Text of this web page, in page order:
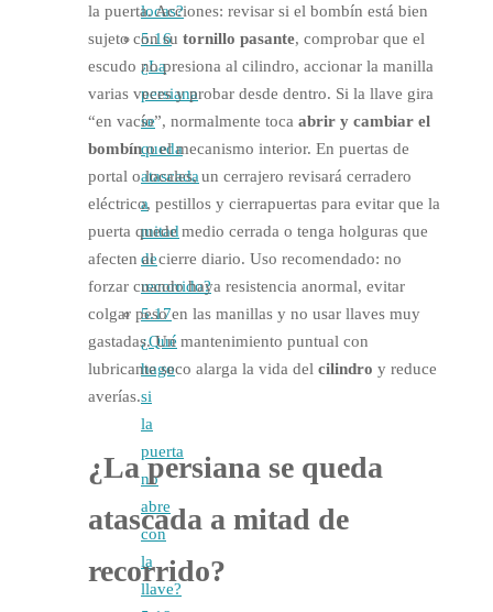
locas?
5.16
¿La
persiana
se
queda
atascada
a
mitad
de
recorrido?
5.17
¿Qué
hago
si
la
puerta
no
abre
con
la
llave?
la puerta. Acciones: revisar si el bombín está bien
sujeto con su tornillo pasante, comprobar que el
escudo no presiona al cilindro, accionar la manilla
varias veces y probar desde dentro. Si la llave gira
“en vacío”, normalmente toca abrir y cambiar el
bombíno el mecanismo interior. En puertas de
portal o locales, un cerrajero revisará cerradero
eléctrico, pestillos y cierrapuertas para evitar que la
puerta quede medio cerrada o tenga holguras que
afecten al cierre diario. Uso recomendado: no
forzar cuando haya resistencia anormal, evitar
colgar peso en las manillas y no usar llaves muy
gastadas. Un mantenimiento puntual con
lubricante seco alarga la vida del cilindro y reduce
averías.
¿La persiana se queda
atascada a mitad de
recorrido?